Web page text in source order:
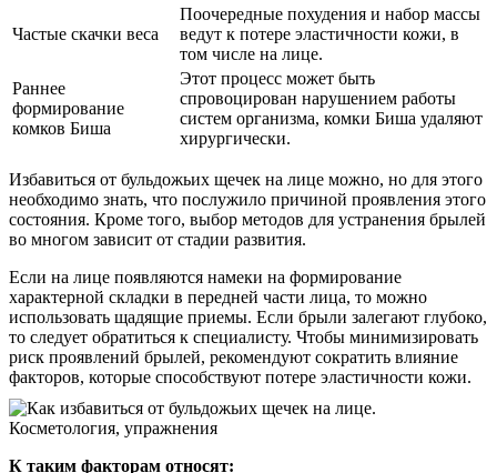
Частые скачки веса
Поочередные похудения и набор массы
ведут к потере эластичности кожи, в
том числе на лице.
Раннее
формирование
комков Биша
Этот процесс может быть
спровоцирован нарушением работы
систем организма, комки Биша удаляют
хирургически.
Избавиться от бульдожьих щечек на лице можно, но для этого
необходимо знать, что послужило причиной проявления этого
состояния. Кроме того, выбор методов для устранения брылей
во многом зависит от стадии развития.
Если на лице появляются намеки на формирование
характерной складки в передней части лица, то можно
использовать щадящие приемы. Если брыли залегают глубоко,
то следует обратиться к специалисту. Чтобы минимизировать
риск проявлений брылей, рекомендуют сократить влияние
факторов, которые способствуют потере эластичности кожи.
К таким факторам относят: